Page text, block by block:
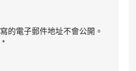
的電子郵件地址不會公開。
*